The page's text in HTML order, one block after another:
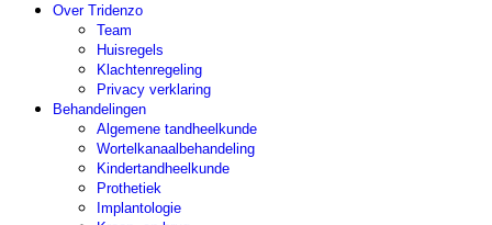
Over Tridenzo
Team
Huisregels
Klachtenregeling
Privacy verklaring
Behandelingen
Algemene tandheelkunde
Wortelkanaalbehandeling
Kindertandheelkunde
Prothetiek
Implantologie